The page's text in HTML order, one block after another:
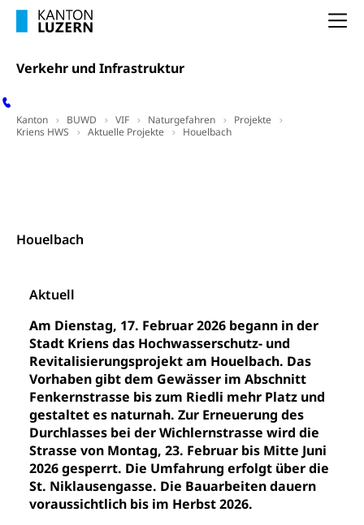
Verkehr und Infrastruktur
Kanton BUWD VIF Naturgefahren
Projekte
Kriens HWS
Aktuelle Projekte Houelbach
Houelbach
Aktuell
Am Dienstag, 17. Februar 2026 begann in der
Stadt Kriens das Hochwasserschutz- und
Revitalisierungsprojekt am Houelbach. Das
Vorhaben gibt dem Gewässer im Abschnitt
Fenkernstrasse bis zum Riedli mehr Platz und
gestaltet es naturnah. Zur Erneuerung des
Durchlasses bei der Wichlernstrasse wird die
Strasse von Montag, 23. Februar bis Mitte Juni
2026 gesperrt. Die Umfahrung erfolgt über die
St. Niklausengasse. Die Bauarbeiten dauern
voraussichtlich bis im Herbst 2026.
Geburt, Heirat, Ehe, Partnerschaft, Tod,
Zivilstandswesen
Adoption
Adoptionsverfahren, elterliche Gewalt, elterliche
Sorge
Ausweise und Bescheinigungen
Strafregisterauszug bestellen
Waffen, Sprengstoffe und Pyrotechnik
Reisepass, Identitätskarte
Strassenverkehrsamt (Führerausweis,
Fahrzeugausweis)
Namensänderungen
Nationalität, Staatsangehörigkeit,
Staatsbürgerschaft, Bürgerrecht, Erwerb des
Bürgerrechts, Verlust des Bürgerrechts,
Einbürgerungsverfahren
Einbürgerungen
Geburt
Geburtsurkunde, Geburtsschein, Geburtsanzeige
Familienzulagen (WAS Luzern)
Schwangerschaft / Geburt (gruezi.lu.ch)
Kinder und Jugendliche
Mündigkeit, Kindesschutz, Jugendschutz